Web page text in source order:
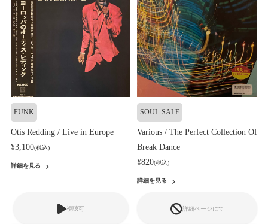
FUNK
Otis Redding / Live in Europe
¥3,100(税込)
詳細を見る
視聴可
SOUL-SALE
Various / The Perfect Collection Of
Break Dance
¥820(税込)
詳細を見る
詳細ページにて